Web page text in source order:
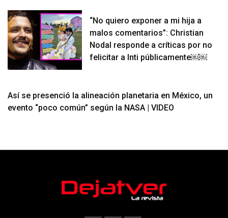
“No quiero exponer a mi hija a
malos comentarios”: Christian
Nodal responde a críticas por no
felicitar a Inti públicamente￼￼
Así se presenció la alineación planetaria en México, un
evento “poco común” según la NASA | VIDEO